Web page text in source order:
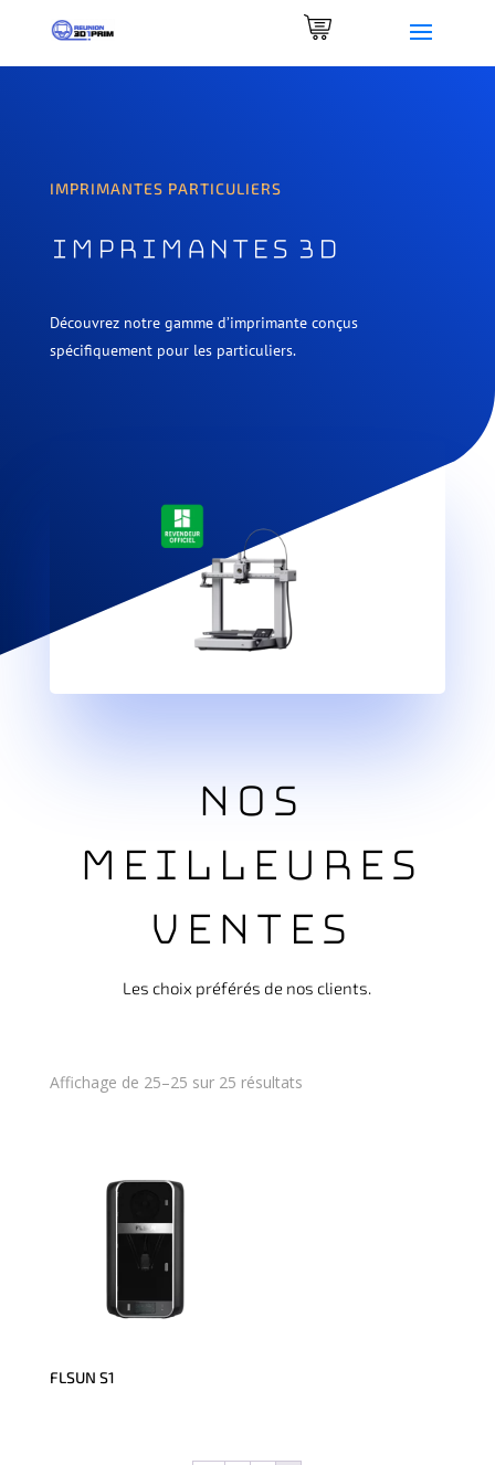
IMPRIMANTES PARTICULIERS
Imprimantes 3d
Découvrez notre gamme d’imprimante conçus
spécifiquement pour les particuliers.
Nos
Meilleures
Ventes
Les choix préférés de nos clients.
Affichage de 25–25 sur 25 résultats
FLSUN S1